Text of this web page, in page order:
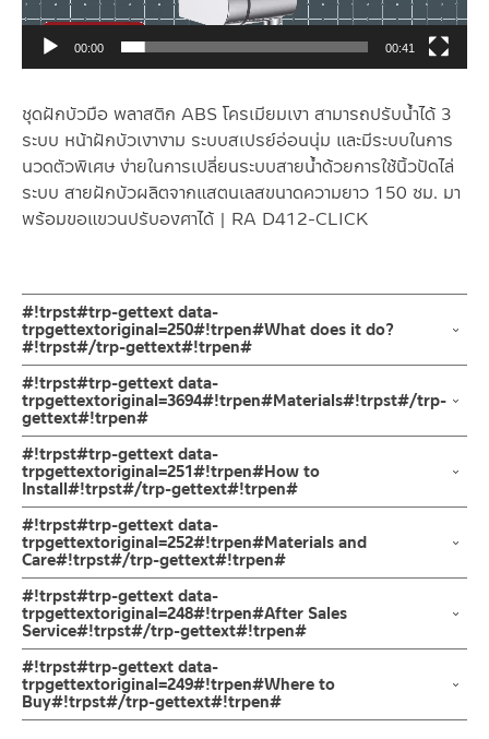
ชุดฝักบัวมือ พลาสติก ABS โครเมียมเงา สามารถปรับน้ำได้ 3
ระบบ หน้าฝักบัวเงางาม ระบบสเปรย์อ่อนนุ่ม และมีระบบในการ
นวดตัวพิเศษ ง่ายในการเปลี่ยนระบบสายน้ำด้วยการใช้นิ้วปัดไล่
ระบบ สายฝักบัวผลิตจากแสตนเลสขนาดความยาว 150 ซม. มา
พร้อมขอแขวนปรับองศาได้ | RA D412-CLICK
00:00 00:41
#!trpst#trp-gettext data-
trpgettextoriginal=250#!trpen#What does it do?
#!trpst#/trp-gettext#!trpen#
ชุดฝักบัวอาบน้ำ ฝักบัวมือแบบถือ ผลิตจาก ABS ชุบโครเมียมเงา หัว
ฝักบัวปรับน้ำได้ 3 ระบบ
มีขนาดเส้นผ่าศูนย์กลางของหน้าฝักบัว 12 ซม. มีปุ่มกดแบบปัดเลื่อน
เพื่อง่ายต่อการเปลี่ยนระบบสายน้ำ
สายฝักบัวผลิตจากสแตนเลส ขนาดความยาว 150 ซม. มาพร้อมขอ
แขวนกำแพงปรับระดับได้
ชุดฝักบัวอาบน้ำ ชุดฝักบัวสายอ่อน ฝักบัวมือแบบถือ 3 ระบบ ผลิตจาก
ABS ชุบโครเมียม
หัวฝักบัวออกแบบเลือกปรับระดับน้ำได้ 3 ระบบ คือระบบสเปรย์ล้างชำระ
ระบบนวด และระบบผสมระหว่างล้างชำระและนวด
มาพร้อม สายฝักบัวสแตนเลส ขนาด 150 ซม และขอแขวนกำแพงปรับ
ระดับองศาได้ตามความต้องการ
ทั้งชุดเป็นสีโครเมียมเงา สร้างความสวยงามในห้องน้ำ
#!trpst#trp-gettext data-
trpgettextoriginal=3694#!trpen#Materials#!trpst#/trp-
gettext#!trpen#
ฝักบัวมือ
ผลิตจากพลาสติก ABS
สายฝักบัวขนาด 150 ซม.
ผลิตจากสแตนเลส
ขอแขวน
ผลิตจากพลาสติก ABS
#!trpst#trp-gettext data-
trpgettextoriginal=251#!trpen#How to
Install#!trpst#/trp-gettext#!trpen#
ข้อแนะนำในการติดตั้งสำหรับ การติดตั้ง ก๊อกน้ำ วาล์วเปิดปิดน้ำ
ฝักบัว และ ชุดสายฉีดชำระ
สำหรับการติดตั้งใหม่ ให้ไล่ฝุ่น เศษทราย เศษท่อ ออกจากท่อน้ำก่อนติด
ตั้งสินค้า โดยปล่อยน้ำให้ไหลออกจากท่อนาน 1 นาที เพื่อให้แรงน้ำพัด
พาเศษละอองต่างๆ ออกจากท่อน้ำ มิเช่นนั้นสิ่งสกปรกจะเข้าไปภายใน
สินค้าและสร้างความเสียหายได้ หากตรวจพบเศษละอองต่างๆในสินค้า
จะไม่อยู่ในเงื่อนไขการรับประกัน
#!trpst#trp-gettext data-
trpgettextoriginal=252#!trpen#Materials and
Care#!trpst#/trp-gettext#!trpen#
คำแนะนำในการดูแลรักษาผลิตภัณฑ์
1. ไม่ทำสินค้าให้เกิดความเสียหายอื่น ๆ นอกจากการใช้งานปกติ เช่นไม่
ทำตก ไม่งัดหรือโยกสินค้าแรงๆ
2. ทำความสะอาดสินค้าโดยการใช้ผ้านุ่มๆชุบน้ำหมาดๆแล้วเช็ดให้แห้ง
3. ห้ามใช้สารเคมีที่มีฤทธิ์เป็นกรด ในการทำความสะอาด เนื่องจากผิว
ของสินค้าจะเสียหายได้
4. ห้ามใช้แปรง วัสดุแข็ง หยาบ ห้ามใช้ฝอยขัดทำความสะอาด ขัดหรือถู
#!trpst#trp-gettext data-
trpgettextoriginal=248#!trpen#After Sales
Service#!trpst#/trp-gettext#!trpen#
ช่องทางออนไลน์
– Email: contact@charnpaiboon.com
– LINE: @Rasland
#!trpst#trp-gettext data-
trpgettextoriginal=249#!trpen#Where to
Buy#!trpst#/trp-gettext#!trpen#